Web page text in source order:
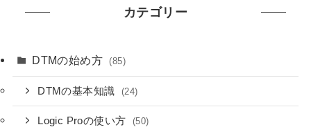
カテゴリー
DTMの始め方 (85)
DTMの基本知識 (24)
Logic Proの使い方 (50)